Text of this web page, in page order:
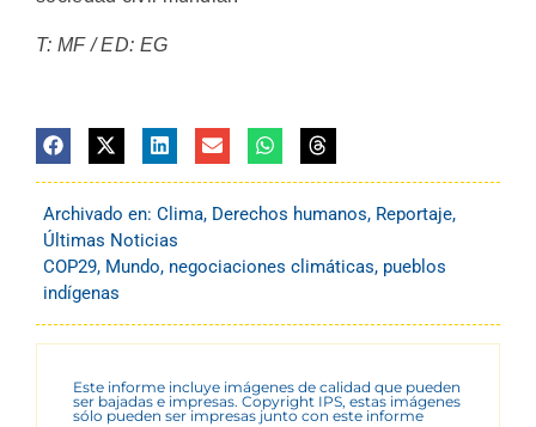
T: MF / ED: EG
Archivado en: Clima, Derechos humanos, Reportaje,
Últimas Noticias
COP29, Mundo, negociaciones climáticas, pueblos
indígenas
Este informe incluye imágenes de calidad que pueden
ser bajadas e impresas. Copyright IPS, estas imágenes
sólo pueden ser impresas junto con este informe